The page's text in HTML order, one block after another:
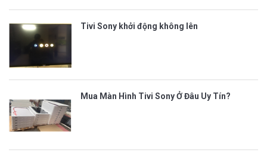
Tivi Sony khởi động không lên
Mua Màn Hình Tivi Sony Ở Đâu Uy Tín?